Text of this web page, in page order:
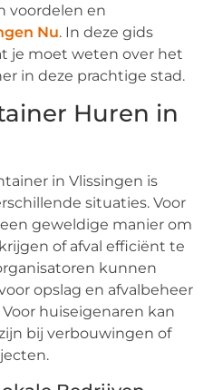
voordelen en
Nu. In deze gids
je moet weten over het
in deze prachtige stad.
Huren in
in Vlissingen is
situaties. Voor
geweldige manier om
of afval efficiënt te
kunnen
opslag en afvalbeheer
huiseigenaren kan
bij verbouwingen of